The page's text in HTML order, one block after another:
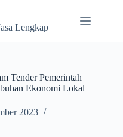
Lengkap
Tender Pemerintah
Ekonomi Lokal
2023